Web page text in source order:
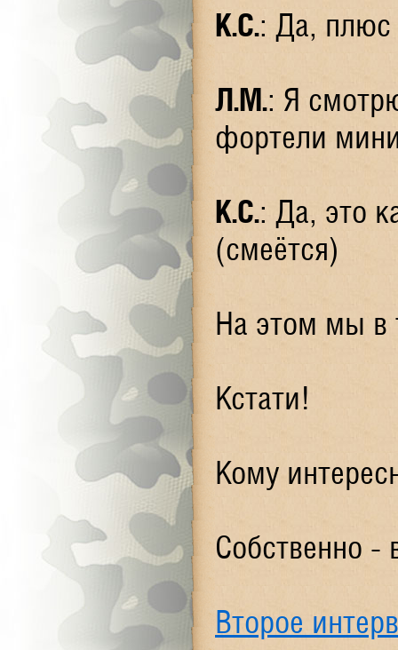
К.С.: Да,
Л.М.: Я
фортели
К.С.: Да, это
(смеётся)
На этом мы в
Кстати!
Кому
Собственно -
Второе